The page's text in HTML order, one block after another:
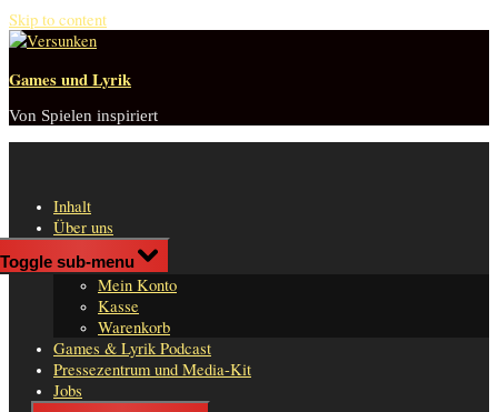
Skip to content
Games und Lyrik
Von Spielen inspiriert
Inhalt
Über uns
Shop
Toggle sub-menu
Mein Konto
Kasse
Warenkorb
Games & Lyrik Podcast
Pressezentrum und Media-Kit
Jobs